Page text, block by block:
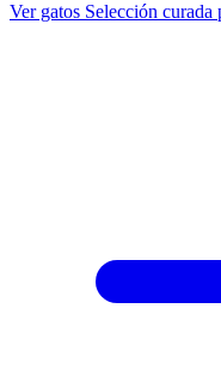
Ver gatos Selección curada